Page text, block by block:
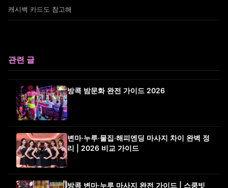
캐시백 카드도 참고해
관련 글
방콕 밤문화 완전 가이드 2026
변마·누루·물집·해피엔딩 마사지 차이 완벽 정
리 | 2026 비교 가이드
방콕 변마·누루 마사지 완전 가이드 | 스쿰빗